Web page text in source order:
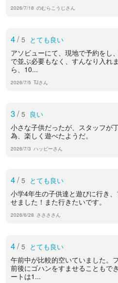
2026/7/18 のむらこうじさん
4/ 5 とても良い
アソビューにて、現地で予約をし
で並ぶ必要もなく、すんなり入れ
ら、10...
2026/7/5 TJさん
3/ 5 良い
小さな子供だったが、スタッフが
為、楽しく遊べたようだ。
2026/7/3 ハッピーさん
4/ 5 とても良い
小学4年生の子供達と遊びに行き
せました！また行きたいです。
2026/6/28 ささささん
4/ 5 とても良い
午前中が比較的空いていました。
前後にゴハンをすませることもで
ートは1...